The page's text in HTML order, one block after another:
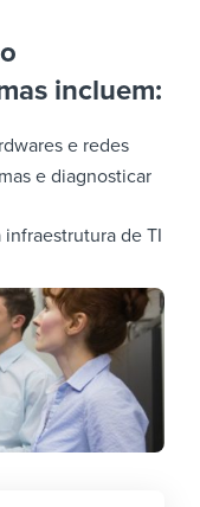
incluem:
e redes
e diagnosticar
de TI